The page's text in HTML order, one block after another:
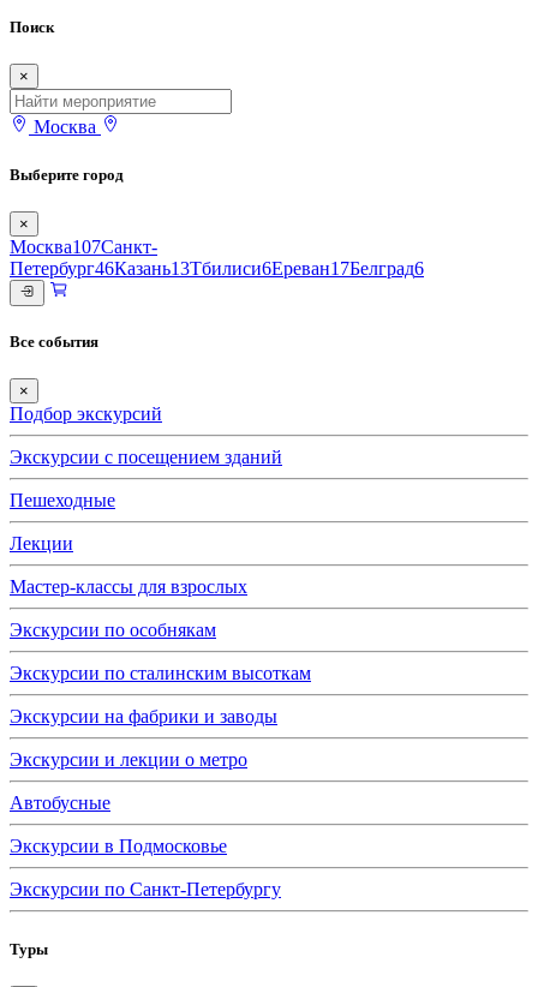
Поиск
×
Москва
Выберите город
×
Москва107Санкт-
Петербург46Казань13Тбилиси6Ереван17Белград6
Все события
×
Подбор экскурсий
Экскурсии с посещением зданий
Пешеходные
Лекции
Мастер-классы для взрослых
Экскурсии по особнякам
Экскурсии по сталинским высоткам
Экскурсии на фабрики и заводы
Экскурсии и лекции о метро
Автобусные
Экскурсии в Подмосковье
Экскурсии по Санкт-Петербургу
Туры